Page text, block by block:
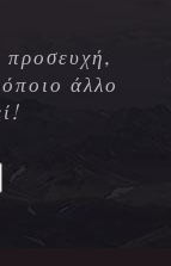
προσευχή,
άλλο